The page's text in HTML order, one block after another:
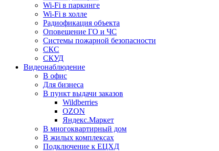
Wi-Fi в паркинге
Wi-Fi в холле
Радиофикация объекта
Оповещение ГО и ЧС
Системы пожарной безопасности
СКС
СКУД
Видеонаблюдение
В офис
Для бизнеса
В пункт выдачи заказов
Wildberries
OZON
Яндекс.Маркет
В многоквартирный дом
В жилых комплексах
Подключение к ЕЦХД